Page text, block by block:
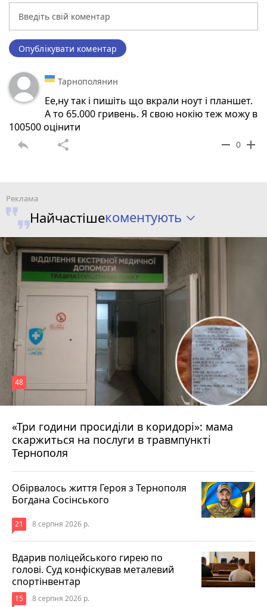
Опублікувати коментар
Тарнополянин
Ее,ну так і пишіть що вкрали ноут і планшет.
А то 65.000 гривень. Я свою нокію теж можу в
100500 оцінити
reply share remove 0 add
Найчастішекоментують
«Три години просиділи в коридорі»: мама
скаржиться на послуги в травмпункті
Тернополя
48
8 серпня 2026 р.
Обірвалось життя Героя з Тернополя
Богдана Сосінського
21 8 серпня 2026 р.
Вдарив поліцейського гирею по
голові. Суд конфіскував металевий
спортінвентар
15 8 серпня 2026 р.